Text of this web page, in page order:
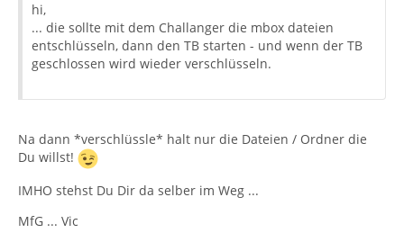
hi,
... die sollte mit dem Challanger die mbox dateien
entschlüsseln, dann den TB starten - und wenn der TB
geschlossen wird wieder verschlüsseln.
Na dann *verschlüssle* halt nur die Dateien / Ordner die
Du willst!
IMHO stehst Du Dir da selber im Weg ...
MfG ... Vic